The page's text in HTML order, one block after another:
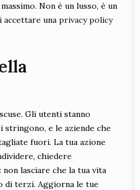
Non è un lusso, è un
una privacy policy
Gli utenti stanno
stringono, e le aziende che
fuori. La tua azione
chiedere
lasciare che la tua vita
di terzi. Aggiorna le tue